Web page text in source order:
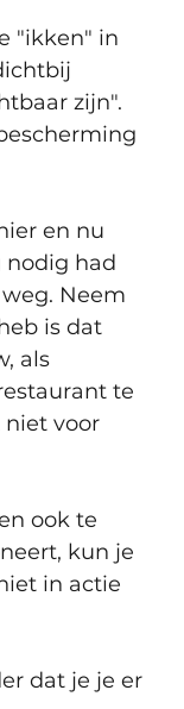
"ikken" in
zijn".
en nu
nodig had
Neem
is dat
als
te
niet voor
ook te
kun je
in actie
dat je je er